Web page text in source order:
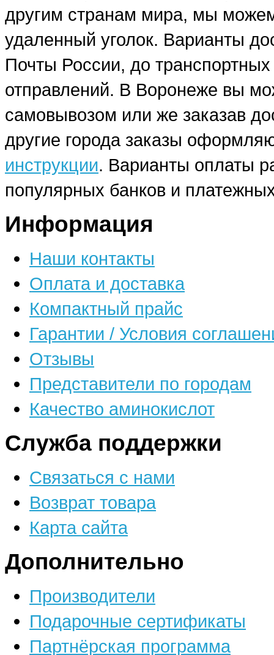
другим странам мира, мы
удаленный уголок. Варианты
Почты России, до
отправлений. В Воронеже вы
самовывозом или же заказав
другие города заказы
инструкции. Варианты оплаты
популярных банков и
Информация
Наши контакты
Оплата и доставка
Компактный прайс
Гарантии / Условия
Отзывы
Представители по городам
Качество аминокислот
Служба поддержки
Связаться с нами
Возврат товара
Карта сайта
Дополнительно
Производители
Подарочные сертификаты
Партнёрская программа